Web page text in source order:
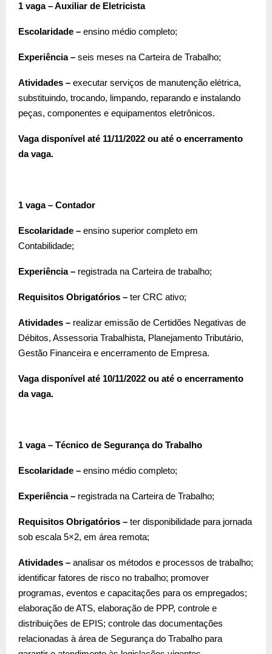
1 vaga – Auxiliar de Eletricista
Escolaridade – ensino médio completo;
Experiência – seis meses na Carteira de Trabalho;
Atividades – executar serviços de manutenção elétrica,
substituindo, trocando, limpando, reparando e instalando
peças, componentes e equipamentos eletrônicos.
Vaga disponível até 11/11/2022 ou até o encerramento
da vaga.
1 vaga – Contador
Escolaridade – ensino superior completo em
Contabilidade;
Experiência – registrada na Carteira de trabalho;
Requisitos Obrigatórios – ter CRC ativo;
Atividades – realizar emissão de Certidões Negativas de
Débitos, Assessoria Trabalhista, Planejamento Tributário,
Gestão Financeira e encerramento de Empresa.
Vaga disponível até 10/11/2022 ou até o encerramento
da vaga.
1 vaga – Técnico de Segurança do Trabalho
Escolaridade – ensino médio completo;
Experiência – registrada na Carteira de Trabalho;
Requisitos Obrigatórios – ter disponibilidade para jornada
sob escala 5×2, em área remota;
Atividades – analisar os métodos e processos de trabalho;
identificar fatores de risco no trabalho; promover
programas, eventos e capacitações para os empregados;
elaboração de ATS, elaboração de PPP, controle e
distribuições de EPIS; controle das documentações
relacionadas à área de Segurança do Trabalho para